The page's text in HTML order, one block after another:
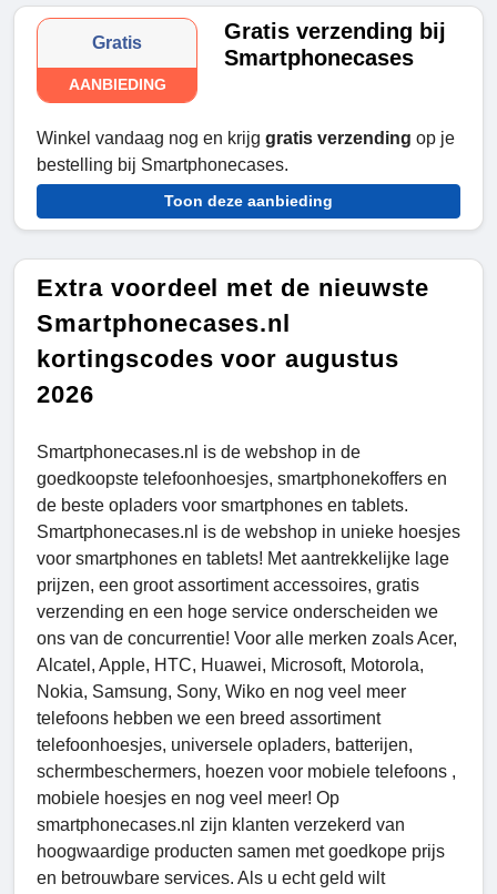
Gratis
AANBIEDING
Gratis verzending bij
Smartphonecases
Winkel vandaag nog en krijg gratis verzending op je
bestelling bij Smartphonecases.
Toon deze aanbieding
Extra voordeel met de nieuwste
Smartphonecases.nl
kortingscodes voor augustus
2026
Smartphonecases.nl is de webshop in de
goedkoopste telefoonhoesjes, smartphonekoffers en
de beste opladers voor smartphones en tablets.
Smartphonecases.nl is de webshop in unieke hoesjes
voor smartphones en tablets! Met aantrekkelijke lage
prijzen, een groot assortiment accessoires, gratis
verzending en een hoge service onderscheiden we
ons van de concurrentie! Voor alle merken zoals Acer,
Alcatel, Apple, HTC, Huawei, Microsoft, Motorola,
Nokia, Samsung, Sony, Wiko en nog veel meer
telefoons hebben we een breed assortiment
telefoonhoesjes, universele opladers, batterijen,
schermbeschermers, hoezen voor mobiele telefoons ,
mobiele hoesjes en nog veel meer! Op
smartphonecases.nl zijn klanten verzekerd van
hoogwaardige producten samen met goedkope prijs
en betrouwbare services. Als u echt geld wilt